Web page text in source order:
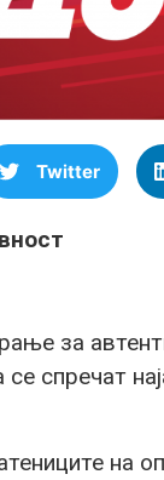
Twitter
за
спречат
на